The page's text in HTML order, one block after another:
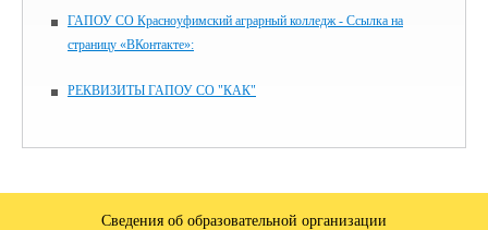
ГАПОУ СО Красноуфимский аграрный колледж - Ссылка на
страницу «ВКонтакте»:
РЕКВИЗИТЫ ГАПОУ СО "КАК"
Сведения об образовательной организации